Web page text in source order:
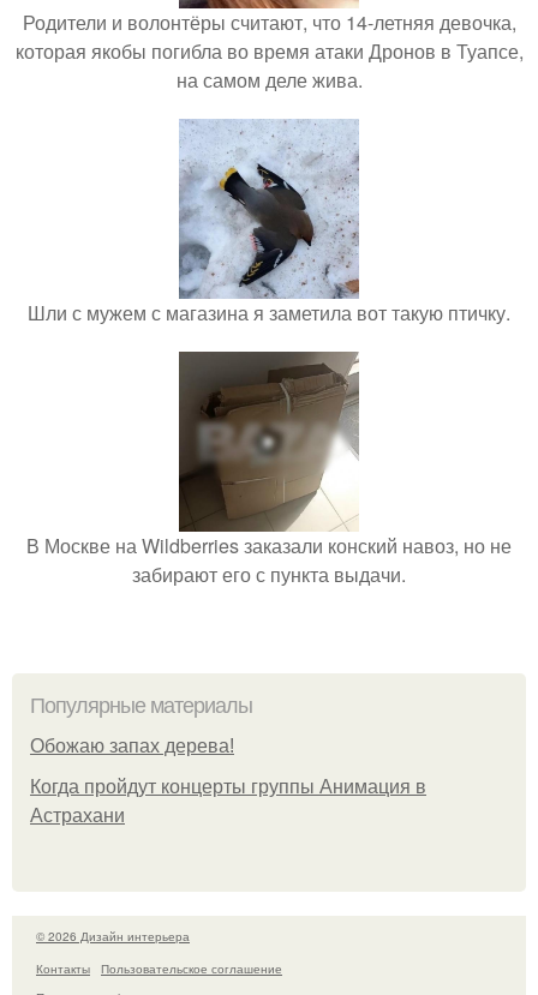
Родители и волонтёры считают, что 14-летняя девочка,
которая якобы погибла во время атаки Дронов в Туапсе,
на самом деле жива.
Шли с мужем с магазина я заметила вот такую птичку.
В Москве на Wildberries заказали конский навоз, но не
забирают его с пункта выдачи.
Популярные материалы
Обожaю зaпах деpева!
Когда пройдут концерты группы Анимация в
Астрахани
© 2026 Дизайн интерьера
Контакты
Пользовательское соглашение